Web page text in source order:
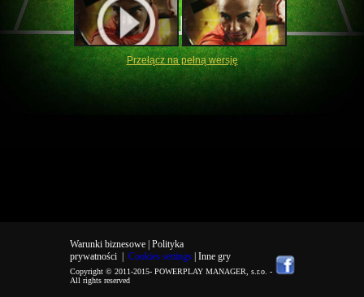
Przełącz na pełną wersję
Warunki biznesowe | Polityka
prywatności| Cookies settings | Inne gry
Copyright © 2011-2015- POWERPLAY MANAGER, s.r.o. -
All rights reserved